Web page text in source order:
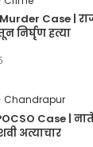
Case |
निर्घृण हत्या
Chandrapur
Case |
अत्याचार